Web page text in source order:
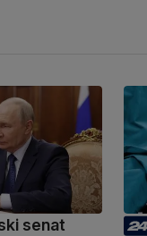
senat